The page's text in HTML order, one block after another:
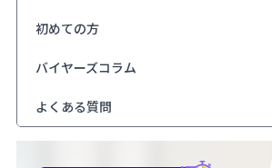
初めての方
バイヤーズコラム
よくある質問